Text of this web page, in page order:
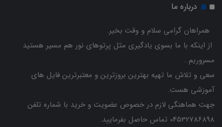
درباره ما
همراهان گرامی سلام و وقت بخیر.
از اینکه با ما بسوی یادگیری مثل پرتوهای نور هم مسیر هستید
مسروریم .
سعی و تلاش ما تهیه بهترین بروزترین و معتبرترین فایل های
آموزشی هست.
جهت هماهنگی لازم در خصوص عضویت و خرید با شماره تلفن
04532786898 تماس حاصل بفرمایید.